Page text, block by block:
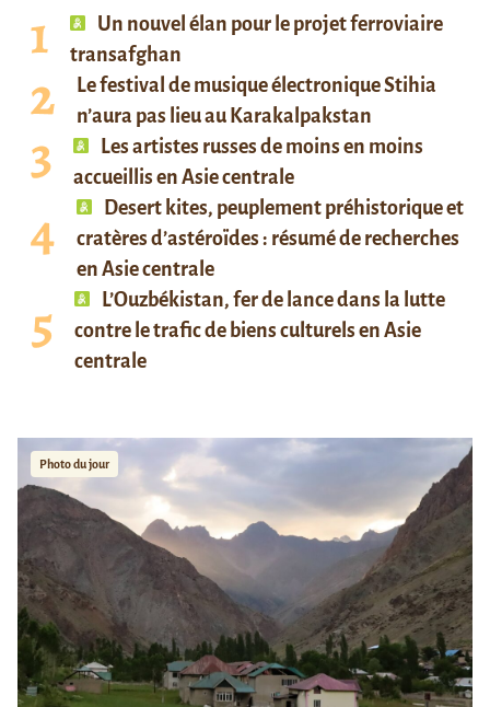
Un nouvel élan pour le projet ferroviaire
transafghan
Le festival de musique électronique Stihia
n’aura pas lieu au Karakalpakstan
Les artistes russes de moins en moins
accueillis en Asie centrale
Desert kites, peuplement préhistorique et
cratères d’astéroïdes : résumé de recherches
en Asie centrale
L’Ouzbékistan, fer de lance dans la lutte
contre le trafic de biens culturels en Asie
centrale
Photo du jour